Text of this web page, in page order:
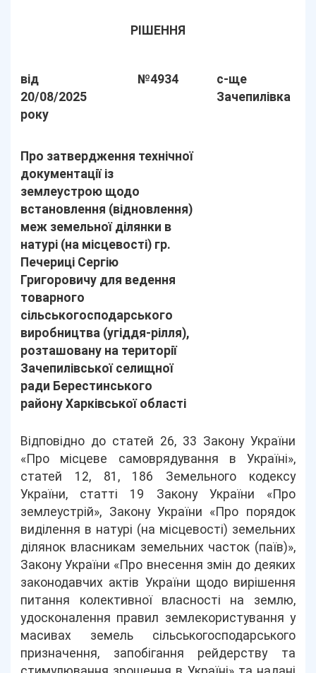
РІШЕННЯ
від
20/08/2025
року
№4934
с-ще
Зачепилівка
Про затвердження технічної
документації із
землеустрою щодо
встановлення (відновлення)
меж земельної ділянки в
натурі (на місцевості) гр.
Печериці Сергію
Григоровичу для ведення
товарного
сільськогосподарського
виробництва (угіддя-рілля),
розташовану на території
Зачепилівської селищної
ради Берестинського
району Харківської області
Відповідно до статей 26, 33 Закону України
«Про місцеве самоврядування в Україні»,
статей 12, 81, 186 Земельного кодексу
України, статті 19 Закону України «Про
землеустрій», Закону України «Про порядок
виділення в натурі (на місцевості) земельних
ділянок власникам земельних часток (паїв)»,
Закону України «Про внесення змін до деяких
законодавчих актів України щодо вирішення
питання колективної власності на землю,
удосконалення правил землекористування у
масивах земель сільськогосподарського
призначення, запобігання рейдерству та